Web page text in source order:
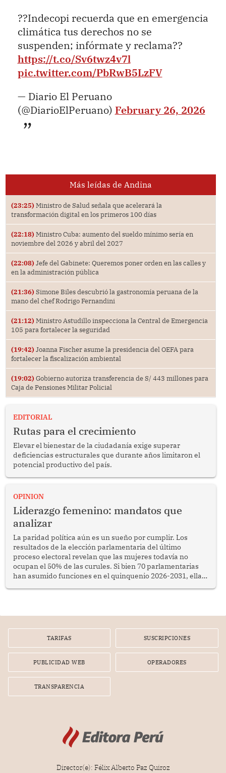
??Indecopi recuerda que en emergencia
climática tus derechos no se
suspenden; infórmate y reclama??
https://t.co/Sv6twz4v7l
pic.twitter.com/PbRwB5LzFV
— Diario El Peruano
(@DiarioElPeruano) February 26, 2026
Más leídas de Andina
(23:25) Ministro de Salud señala que acelerará la
transformación digital en los primeros 100 días
(22:18) Ministro Cuba: aumento del sueldo mínimo sería en
noviembre del 2026 y abril del 2027
(22:08) Jefe del Gabinete: Queremos poner orden en las calles y
en la administración pública
(21:36) Simone Biles descubrió la gastronomía peruana de la
mano del chef Rodrigo Fernandini
(21:12) Ministro Astudillo inspecciona la Central de Emergencia
105 para fortalecer la seguridad
(19:42) Joanna Fischer asume la presidencia del OEFA para
fortalecer la fiscalización ambiental
(19:02) Gobierno autoriza transferencia de S/ 443 millones para
Caja de Pensiones Militar Policial
EDITORIAL
Rutas para el crecimiento
Elevar el bienestar de la ciudadanía exige superar
deficiencias estructurales que durante años limitaron el
potencial productivo del país.
OPINION
Liderazgo femenino: mandatos que
analizar
La paridad política aún es un sueño por cumplir. Los
resultados de la elección parlamentaria del último
proceso electoral revelan que las mujeres todavía no
ocupan el 50% de las curules. Si bien 70 parlamentarias
han asumido funciones en el quinquenio 2026-2031, ellas
TARIFAS SUSCRIPCIONES
PUBLICIDAD WEB OPERADORES
TRANSPARENCIA
Director(e): Félix Alberto Paz Quiroz